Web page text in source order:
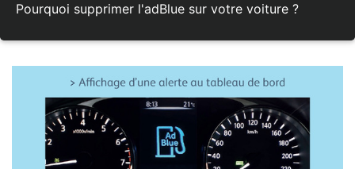
Pourquoi supprimer l'adBlue sur votre voiture ?